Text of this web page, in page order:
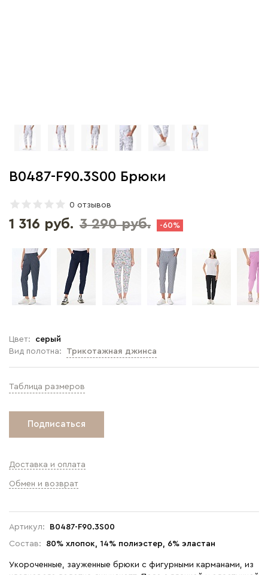
B0487-F90.3S00 Брюки
0 отзывов
Артикул:
B0487-F90.3S00
Состав:
80% хлопок, 14% полиэстер, 6% эластан
Укороченные, зауженные брюки с фигурными карманами, из
Вид полотна: Трикотажная джинса
Цвет: серый
Таблица размеров
1 316 руб. 3 290 руб. -60%
Подписаться
Доставка и оплата
Обмен и возврат